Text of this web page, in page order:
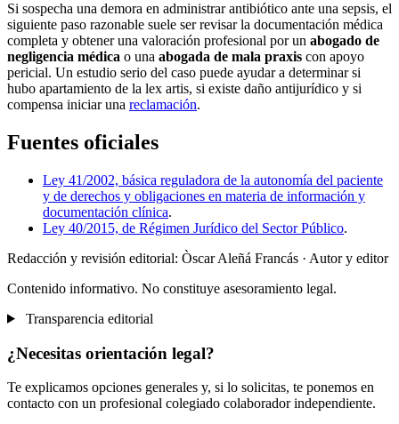
Si sospecha una demora en administrar antibiótico ante una sepsis, el
siguiente paso razonable suele ser revisar la documentación médica
completa y obtener una valoración profesional por un abogado de
negligencia médica o una abogada de mala praxis con apoyo
pericial. Un estudio serio del caso puede ayudar a determinar si
hubo apartamiento de la lex artis, si existe daño antijurídico y si
compensa iniciar una reclamación.
Fuentes oficiales
Ley 41/2002, básica reguladora de la autonomía del paciente
y de derechos y obligaciones en materia de información y
documentación clínica.
Ley 40/2015, de Régimen Jurídico del Sector Público.
Redacción y revisión editorial: Òscar Aleñá Francás · Autor y editor
Contenido informativo. No constituye asesoramiento legal.
Transparencia editorial
¿Necesitas orientación legal?
Te explicamos opciones generales y, si lo solicitas, te ponemos en
contacto con un profesional colegiado colaborador independiente.